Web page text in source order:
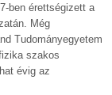
ben érettségizett a
Még
Tudományegyetem
szakos
évig az